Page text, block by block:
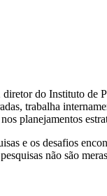
do Instituto
trabalha
planejamentos
e os desafios
não são